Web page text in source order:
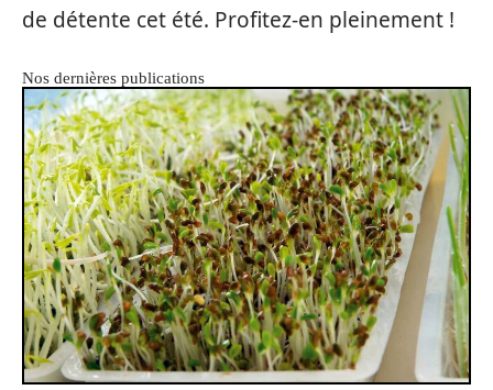
de détente cet été. Profitez-en pleinement !
Nos dernières publications